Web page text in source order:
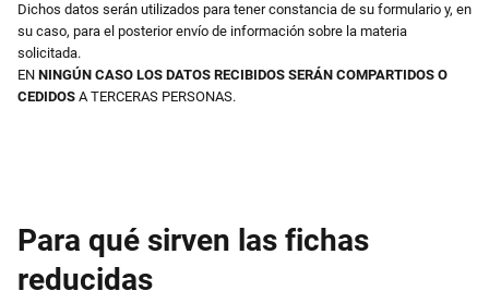
Dichos datos serán utilizados para tener constancia de su formulario y, en
su caso, para el posterior envío de información sobre la materia
solicitada.
EN NINGÚN CASO LOS DATOS RECIBIDOS SERÁN COMPARTIDOS O
CEDIDOS A TERCERAS PERSONAS.
Para qué sirven las fichas
reducidas